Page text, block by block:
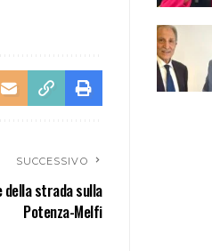
SUCCESSIVO
strada sulla
Potenza-Melfi